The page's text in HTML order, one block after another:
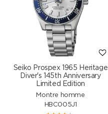
Seiko Prospex 1965 Heritage
Diver's 145th Anniversary
Limited Edition
Montre homme
HBC005J1